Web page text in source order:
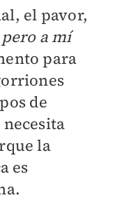
el pavor,
a mí
para
de
la
es